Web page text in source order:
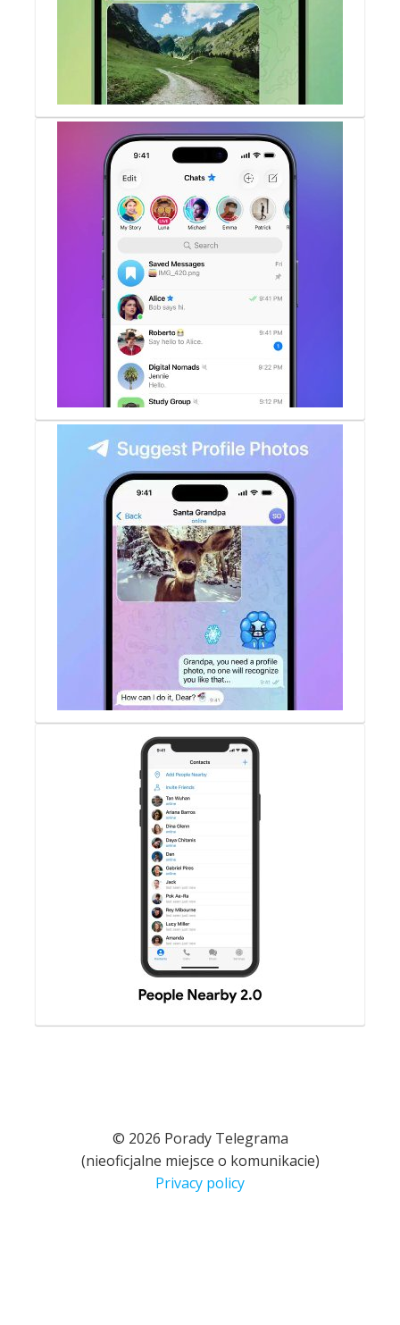
© 2026 Porady Telegrama
(nieoficjalne miejsce o komunikacie)
Privacy policy